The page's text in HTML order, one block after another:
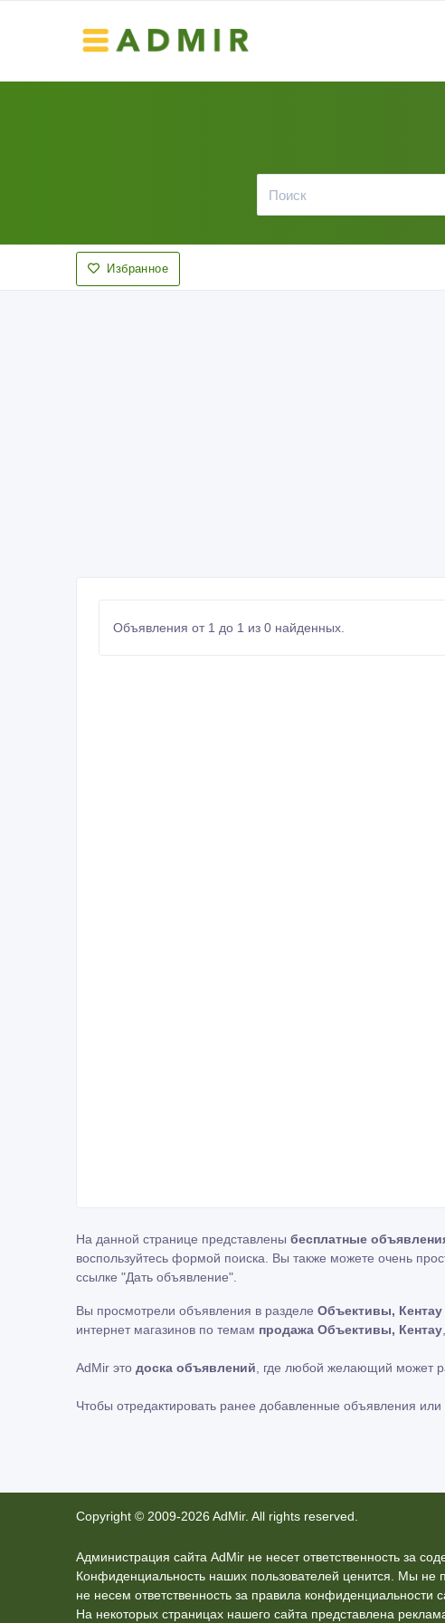
Избранное
Объявления от 1 до 1 из 0 найденных.
На данной странице представлены бесплатные
воспользуйтесь формой поиска. Вы также можете очень
ссылке "Дать объявление".
Вы просмотрели объявления в разделе Объективы, Кентау
интернет магазинов по темам продажа Объективы, Кентау,
AdMir это доска объявлений, где любой желающий может
Чтобы отредактировать ранее добавленные объявления
Copyright © 2009-2026 AdMir. All rights reserved.
Администрация сайта AdMir не несет ответственность за
Конфиденциальность наших пользователей ценится. Мы
не несем ответственность за правила конфиденциальности
На некоторых страницах нашего сайта представлена